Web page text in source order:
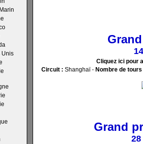
Unis
Cliquez ici pour
Circuit : Shanghaï - Nombre de tours
Grand